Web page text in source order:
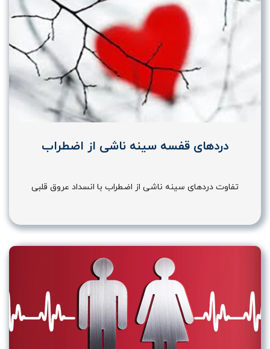
دردهای قفسه سینه ناشی از اضطراب
تفاوت دردهای سینه ناشی از اضطراب با انسداد عروق قلبی